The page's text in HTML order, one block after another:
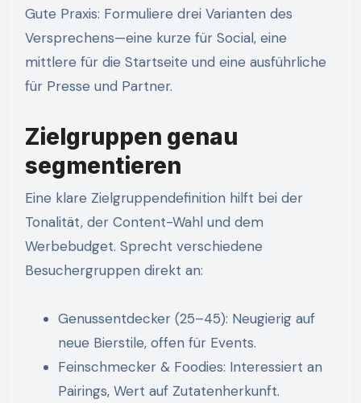
Gute Praxis: Formuliere drei Varianten des
Versprechens—eine kurze für Social, eine
mittlere für die Startseite und eine ausführliche
für Presse und Partner.
Zielgruppen genau
segmentieren
Eine klare Zielgruppendefinition hilft bei der
Tonalität, der Content-Wahl und dem
Werbebudget. Sprecht verschiedene
Besuchergruppen direkt an:
Genussentdecker (25–45): Neugierig auf
neue Bierstile, offen für Events.
Feinschmecker & Foodies: Interessiert an
Pairings, Wert auf Zutatenherkunft.